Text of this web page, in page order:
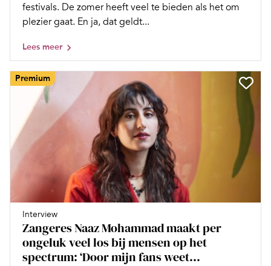
festivals. De zomer heeft veel te bieden als het om
plezier gaat. En ja, dat geldt...
Lees meer
Premium
Interview
Zangeres Naaz Mohammad maakt per
ongeluk veel los bij mensen op het
spectrum: ‘Door mijn fans weet...